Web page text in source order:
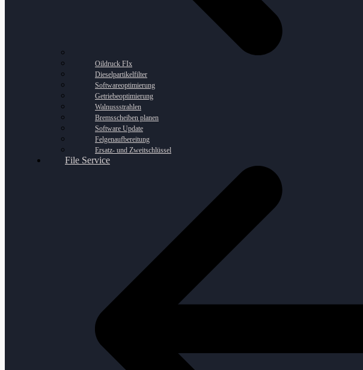
Oildruck FIx
Dieselpartikelfilter
Softwareoptimierung
Getriebeoptimierung
Walnussstrahlen
Bremsscheiben planen
Software Update
Felgenaufbereitung
Ersatz- und Zweitschlüssel
File Service